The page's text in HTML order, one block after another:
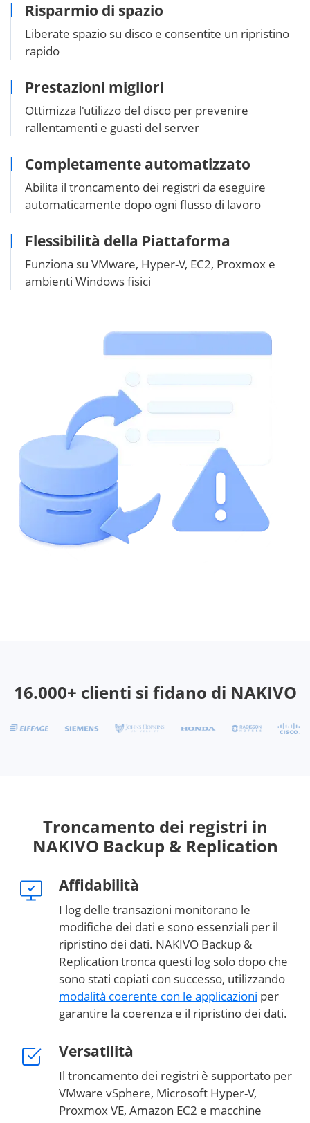
Risparmio di spazio
Liberate spazio su disco e consentite un ripristino
rapido
Prestazioni migliori
Ottimizza l'utilizzo del disco per prevenire
rallentamenti e guasti del server
Completamente automatizzato
Abilita il troncamento dei registri da eseguire
automaticamente dopo ogni flusso di lavoro
Flessibilità della Piattaforma
Funziona su VMware, Hyper-V, EC2, Proxmox e
ambienti Windows fisici
16.000+ clienti si fidano di NAKIVO
Troncamento dei registri in
NAKIVO Backup & Replication
Affidabilità
I log delle transazioni monitorano le
modifiche dei dati e sono essenziali per il
ripristino dei dati. NAKIVO Backup &
Replication tronca questi log solo dopo che
sono stati copiati con successo, utilizzando
modalità coerente con le applicazioni per
garantire la coerenza e il ripristino dei dati.
Versatilità
Il troncamento dei registri è supportato per
VMware vSphere, Microsoft Hyper-V,
Proxmox VE, Amazon EC2 e macchine